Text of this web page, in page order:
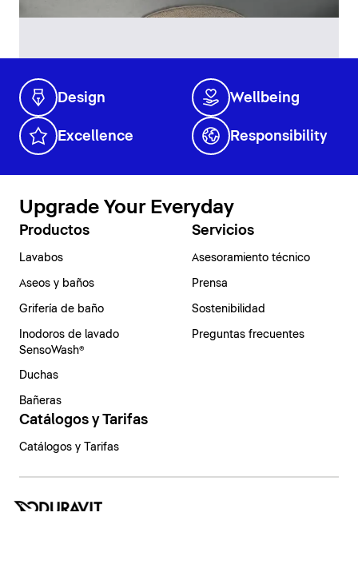
Design Wellbeing
Excellence Responsibility
Upgrade Your Everyday
Productos
Lavabos
Aseos y baños
Grifería de baño
Inodoros de lavado
SensoWash®
Duchas
Bañeras
Servicios
Asesoramiento técnico
Prensa
Sostenibilidad
Preguntas frecuentes
Catálogos y Tarifas
Catálogos y Tarifas